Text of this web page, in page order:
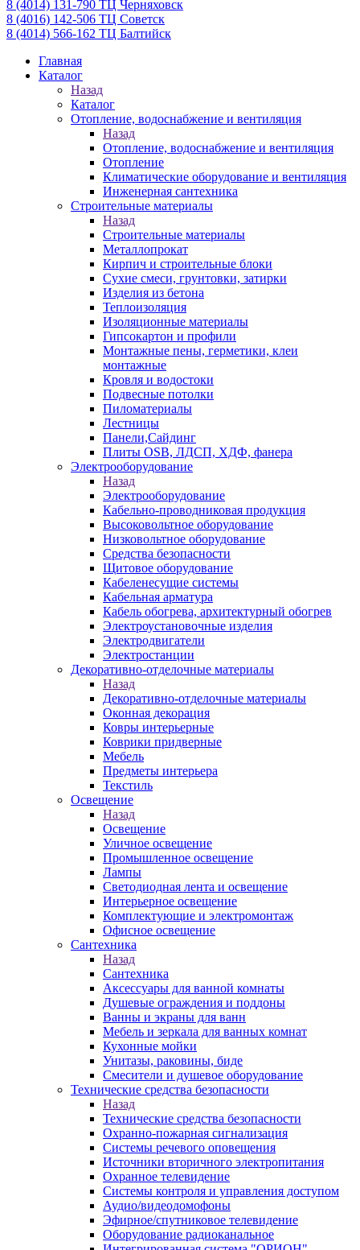
8 (4014) 131-790 ТЦ Черняховск
8 (4016) 142-506 ТЦ Советск
8 (4014) 566-162 ТЦ Балтийск
Главная
Каталог
Назад
Каталог
Отопление, водоснабжение и вентиляция
Назад
Отопление, водоснабжение и вентиляция
Отопление
Климатические оборудование и вентиляция
Инженерная сантехника
Строительные материалы
Назад
Строительные материалы
Металлопрокат
Кирпич и строительные блоки
Сухие смеси, грунтовки, затирки
Изделия из бетона
Теплоизоляция
Изоляционные материалы
Гипсокартон и профили
Монтажные пены, герметики, клеи
монтажные
Кровля и водостоки
Подвесные потолки
Пиломатериалы
Лестницы
Панели,Сайдинг
Плиты OSB, ЛДСП, ХДФ, фанера
Электрооборудование
Назад
Электрооборудование
Кабельно-проводниковая продукция
Высоковольтное оборудование
Низковольтное оборудование
Средства безопасности
Щитовое оборудование
Кабеленесущие системы
Кабельная арматура
Кабель обогрева, архитектурный обогрев
Электроустановочные изделия
Электродвигатели
Электростанции
Декоративно-отделочные материалы
Назад
Декоративно-отделочные материалы
Оконная декорация
Ковры интерьерные
Коврики придверные
Мебель
Предметы интерьера
Текстиль
Освещение
Назад
Освещение
Уличное освещение
Промышленное освещение
Лампы
Светодиодная лента и освещение
Интерьерное освещение
Комплектующие и электромонтаж
Офисное освещение
Сантехника
Назад
Сантехника
Аксессуары для ванной комнаты
Душевые ограждения и поддоны
Ванны и экраны для ванн
Мебель и зеркала для ванных комнат
Кухонные мойки
Унитазы, раковины, биде
Смесители и душевое оборудование
Технические средства безопасности
Назад
Технические средства безопасности
Охранно-пожарная сигнализация
Системы речевого оповещения
Источники вторичного электропитания
Охранное телевидение
Системы контроля и управления доступом
Аудио/видеодомофоны
Эфирное/спутниковое телевидение
Оборудование радиоканальное